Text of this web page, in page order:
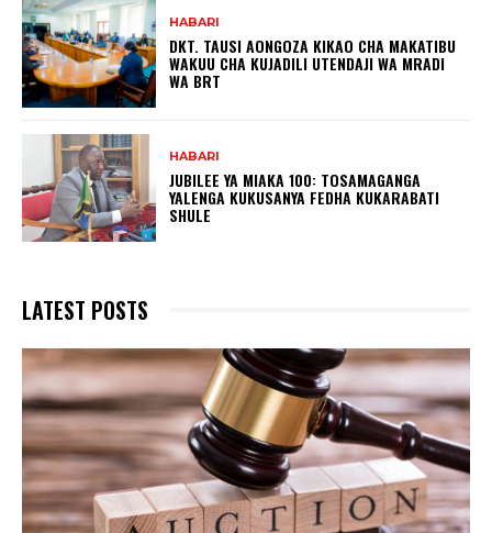
HABARI
DKT. TAUSI AONGOZA KIKAO CHA MAKATIBU
WAKUU CHA KUJADILI UTENDAJI WA MRADI
WA BRT
HABARI
JUBILEE YA MIAKA 100: TOSAMAGANGA
YALENGA KUKUSANYA FEDHA KUKARABATI
SHULE
LATEST POSTS